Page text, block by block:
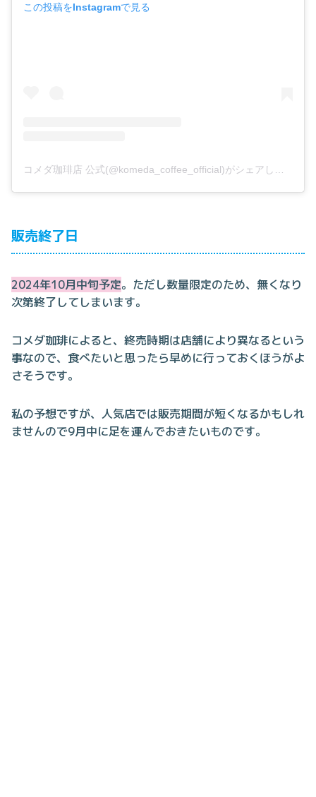
この投稿をInstagramで見る
コメダ珈琲店 公式(@komeda_coffee_official)がシェアした投稿
販売終了日
2024年10月中旬予定。ただし数量限定のため、無くなり
次第終了してしまいます。
コメダ珈琲によると、終売時期は店舗により異なるという
事なので、食べたいと思ったら早めに行っておくほうがよ
さそうです。
私の予想ですが、人気店では販売期間が短くなるかもしれ
ませんので9月中に足を運んでおきたいものです。